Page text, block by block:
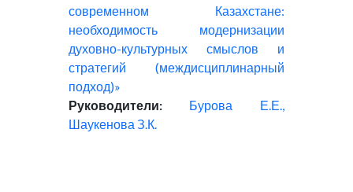
современном Казахстане:
необходимость модернизации
духовно-культурных смыслов и
стратегий (междисциплинарный
подход)»
Руководители:
Бурова Е.Е.,
Шаукенова З.К.